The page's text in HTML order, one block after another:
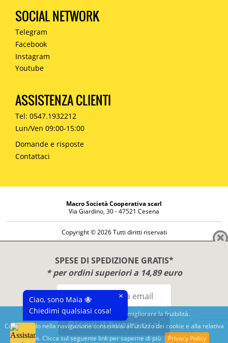
Questo sito utilizza cookies per migliorare la fruibilità.
Continuando nella navigazione consentirai all'utilizzo dei cookie e alla relativa
politica. Clicca sul seguente link per saperne di più
Privacy Policy
SPESE DI SPEDIZIONE GRATIS*
* per ordini superiori a 14,89 euro
Ricevi il buono ora!
SOCIAL NETWORK
Telegram
Facebook
Instagram
Youtube
ASSISTENZA CLIENTI
Tel: 0547.1932212
Lun/Ven 09:00-15:00
Domande e risposte
Contattaci
Macro Società Cooperativa scarl
Via Giardino, 30 - 47521 Cesena
Copyright © 2026 Tutti diritti riservati
Diritto di reso
Disclaimer
Privacy Policy
Benessere e conoscenza dal 1987
Sviluppato daNimaia
Ciao, sono Maia 🐝
Chiedimi qualsiasi cosa!
×